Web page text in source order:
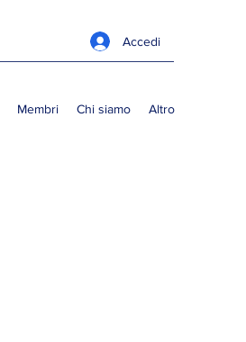
Accedi
Membri Chi siamo Altro